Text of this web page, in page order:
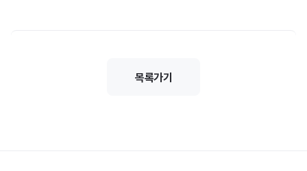
목록가기